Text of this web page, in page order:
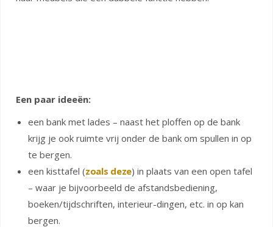
Een paar ideeën:
een bank met lades – naast het ploffen op de bank
krijg je ook ruimte vrij onder de bank om spullen in op
te bergen.
een kisttafel (zoals deze) in plaats van een open tafel
– waar je bijvoorbeeld de afstandsbediening,
boeken/tijdschriften, interieur-dingen, etc. in op kan
bergen.